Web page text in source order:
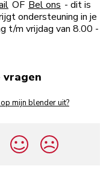
OF Bel ons - dit is
ondersteuning in je
t/m vrijdag van 8.00 -
mijn blender uit?